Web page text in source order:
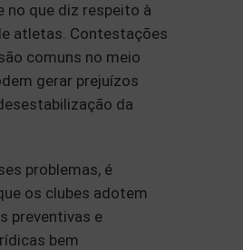
no que diz respeito à
atletas. Contestações
comuns no meio
gerar prejuízos
da
problemas, é
os clubes adotem
preventivas e
bem